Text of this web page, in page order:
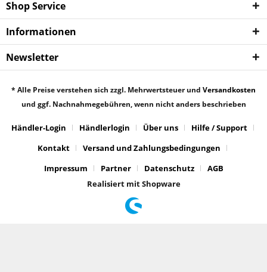
Shop Service
Informationen
Newsletter
* Alle Preise verstehen sich zzgl. Mehrwertsteuer und Versandkosten
und ggf. Nachnahmegebühren, wenn nicht anders beschrieben
Händler-Login Händlerlogin Über uns
Hilfe / Support
Kontakt
Versand und Zahlungsbedingungen
Impressum
Partner Datenschutz
AGB
Realisiert mit Shopware